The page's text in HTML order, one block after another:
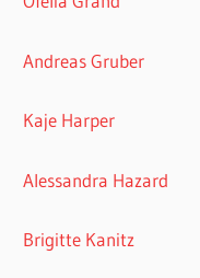
Andreas Gruber
Kaje Harper
Alessandra Hazard
Brigitte Kanitz